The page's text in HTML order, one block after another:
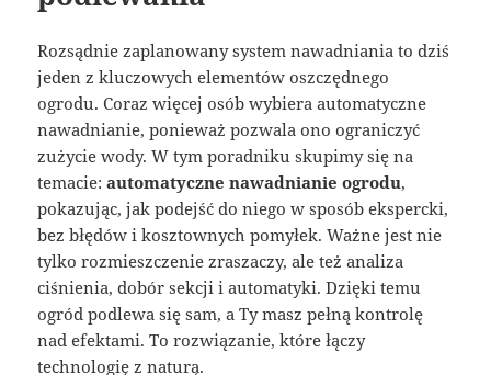
Rozsądnie zaplanowany system nawadniania to dziś
jeden z kluczowych elementów oszczędnego
ogrodu. Coraz więcej osób wybiera automatyczne
nawadnianie, ponieważ pozwala ono ograniczyć
zużycie wody. W tym poradniku skupimy się na
temacie:automatyczne nawadnianie ogrodu,
pokazując, jak podejść do niego w sposób ekspercki,
bez błędów i kosztownych pomyłek. Ważne jest nie
tylko rozmieszczenie zraszaczy, ale też analiza
ciśnienia, dobór sekcji i automatyki. Dzięki temu
ogród podlewa się sam, a Ty masz pełną kontrolę
nad efektami. To rozwiązanie, które łączy
technologię z naturą.